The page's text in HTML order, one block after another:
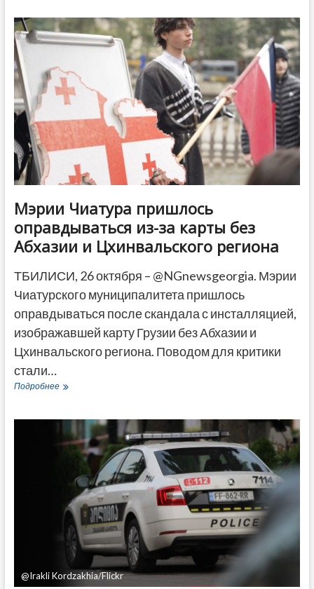
на
протестную
акцию
Тбилиси
в
годовщину
парламентских
выборов
Мэрии Чиатура пришлось
оправдываться из-за карты без
Абхазии и Цхинвальского региона
ТБИЛИСИ, 26 октября – @NGnewsgeorgia. Мэрии
Чиатурского муниципалитета пришлось
оправдываться после скандала с инсталляцией,
изображавшей карту Грузии без Абхазии и
Цхинвальского региона. Поводом для критики
стали…
ПодробнееМэрии
оправдываться
из-
за
карты
Абхазии
Цхинвальского
региона
@Irakli Kordzakhia/Flickr